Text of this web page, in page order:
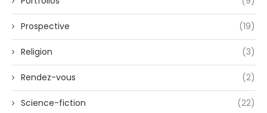
Prospective (19)
Religion (3)
Rendez-vous (2)
Science-fiction (22)